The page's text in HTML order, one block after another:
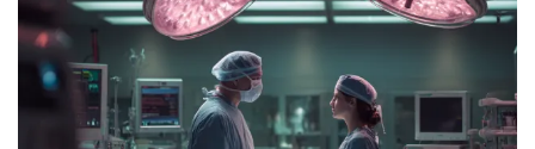
мирового масштаба. Новая технология
омоложения «спейслифтинг» виртуозно
возвращает контуры лица в положение,
свойственное более раннему возрасту.